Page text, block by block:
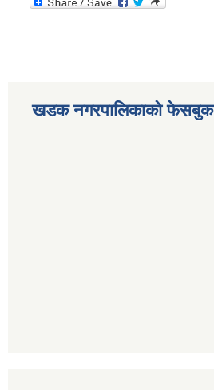
खडक नगरपालिकाको फेसबुक